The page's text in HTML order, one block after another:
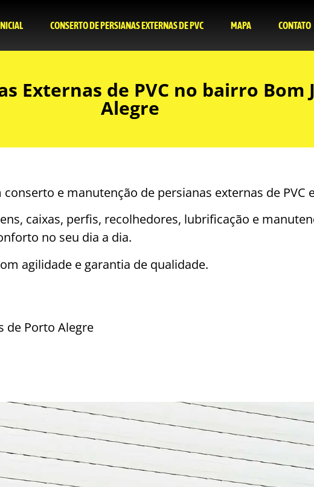
CONSERTO DE PERSIANAS EXTERNAS DE PVC MAPA CONTATO
Externas de PVC no bairro Bom
Alegre
e manutenção de persianas externas de PVC
caixas, perfis, recolhedores, lubrificação e
no seu dia a dia.
agilidade e garantia de qualidade.
de Porto Alegre